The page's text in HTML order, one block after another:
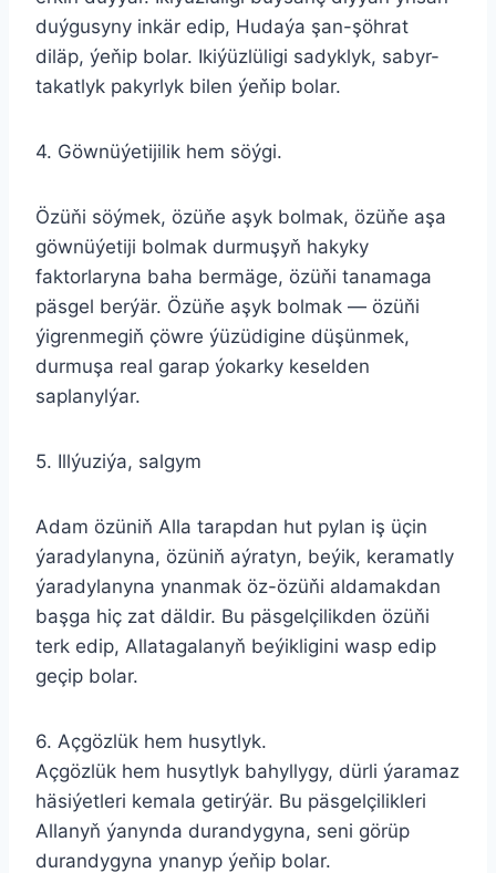
duýgusyny inkär edip, Hudaýa şan-şöhrat
diläp, ýeňip bolar. Ikiýüzlüligi sadyklyk, sabyr-
takatlyk pakyrlyk bilen ýeňip bolar.
4. Göwnüýetijilik hem söýgi.
Özüňi söýmek, özüňe aşyk bolmak, özüňe aşa
göwnüýetiji bolmak durmuşyň hakyky
faktorlaryna baha bermäge, özüňi tanamaga
päsgel berýär. Özüňe aşyk bolmak — özüňi
ýigrenmegiň çöwre ýüzüdigine düşünmek,
durmuşa real garap ýokarky keselden
saplanylýar.
5. Illýuziýa, salgym
Adam özüniň Alla tarapdan hut pylan iş üçin
ýaradylanyna, özüniň aýratyn, beýik, keramatly
ýaradylanyna ynanmak öz-özüňi aldamakdan
başga hiç zat däldir. Bu päsgelçilikden özüňi
terk edip, Allatagalanyň beýikligini wasp edip
geçip bolar.
6. Açgözlük hem husytlyk.
Açgözlük hem husytlyk bahyllygy, dürli ýaramaz
häsiýetleri kemala getirýär. Bu päsgelçilikleri
Allanyň ýanynda durandygyna, seni görüp
durandygyna ynanyp ýeňip bolar.